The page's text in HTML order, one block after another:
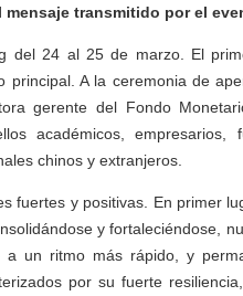
transmitido por el
del 24 al 25 de marzo. El
principal. A la ceremonia de
gerente del Fondo
académicos, empresarios,
chinos y extranjeros.
fuertes y positivas. En primer
y fortaleciéndose,
un ritmo más rápido, y
por su fuerte